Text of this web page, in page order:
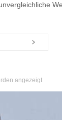
angezeigtNach